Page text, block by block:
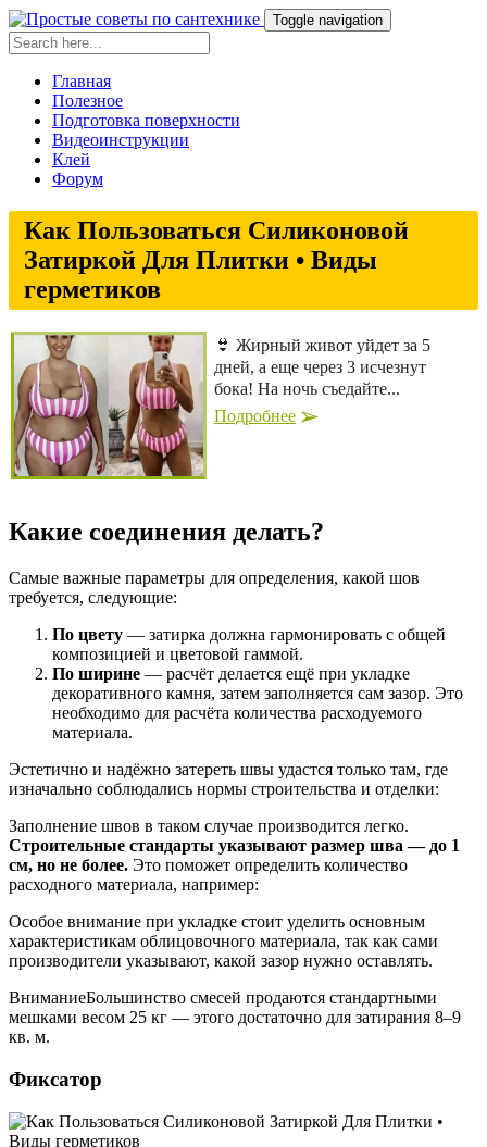
Toggle navigation
Главная
Полезное
Подготовка поверхности
Видеоинструкции
Клей
Форум
Как Пользоваться Силиконовой
Затиркой Для Плитки • Виды
герметиков
👙 Жирный живот уйдет за 5
дней, а еще через 3 исчезнут
бока! На ночь съедайте...
Подробнее
Какие соединения делать?
Самые важные параметры для определения, какой шов
требуется, следующие:
По цвету — затирка должна гармонировать с общей
композицией и цветовой гаммой.
По ширине — расчёт делается ещё при укладке
декоративного камня, затем заполняется сам зазор. Это
необходимо для расчёта количества расходуемого
материала.
Эстетично и надёжно затереть швы удастся только там, где
изначально соблюдались нормы строительства и отделки:
Заполнение швов в таком случае производится легко.
Строительные стандарты указывают размер шва — до 1
см, но не более. Это поможет определить количество
расходного материала, например:
Особое внимание при укладке стоит уделить основным
характеристикам облицовочного материала, так как сами
производители указывают, какой зазор нужно оставлять.
ВниманиеБольшинство смесей продаются стандартными
мешками весом 25 кг — этого достаточно для затирания 8–9
кв. м.
Фиксатор